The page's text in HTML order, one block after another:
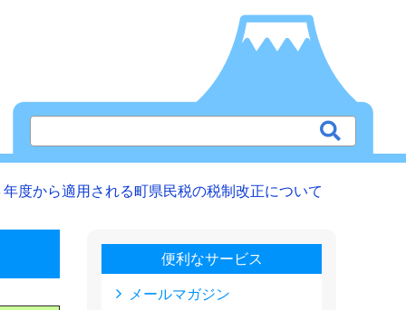
年度から適用される町県民税の税制改正について
便利なサービス
メールマガジン